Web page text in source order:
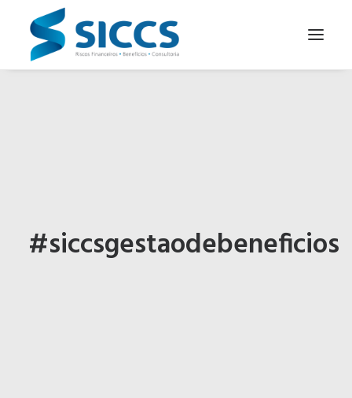
#siccsgestaodebeneficios